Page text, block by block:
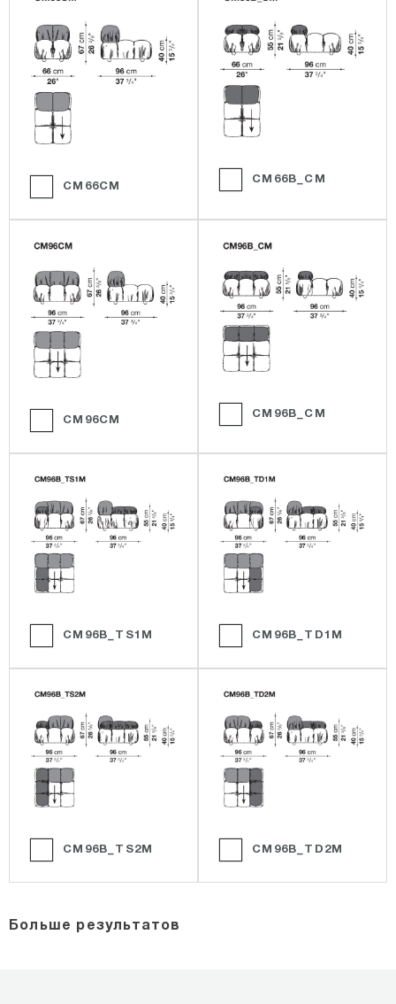
CM66CM
CM66B_CM
CM96CM
CM96B_CM
CM96B_TS1M CM96B_TD1M
CM96B_TS2M CM96B_TD2M
Больше результатов